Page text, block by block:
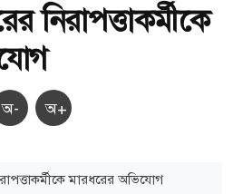
নিরাপত্তাকর্মীকে
অ- অ+
মারধরের অভিযোগ